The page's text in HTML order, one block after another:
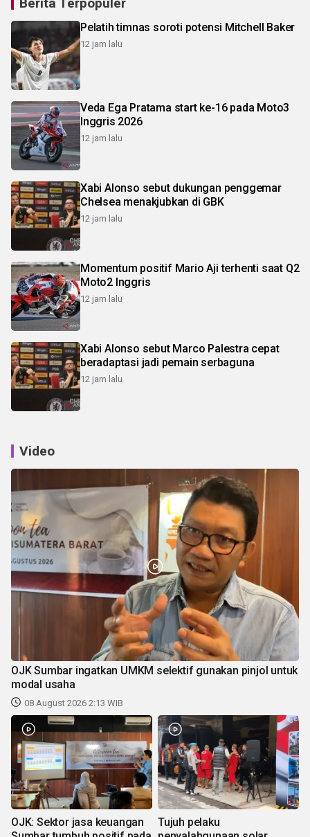
Berita Terpopuler
Pelatih timnas soroti potensi Mitchell Baker
12 jam lalu
Veda Ega Pratama start ke-16 pada Moto3
Inggris 2026
12 jam lalu
Xabi Alonso sebut dukungan penggemar
Chelsea menakjubkan di GBK
12 jam lalu
Momentum positif Mario Aji terhenti saat Q2
Moto2 Inggris
12 jam lalu
Xabi Alonso sebut Marco Palestra cepat
beradaptasi jadi pemain serbaguna
12 jam lalu
Video
OJK Sumbar ingatkan UMKM selektif gunakan pinjol untuk
modal usaha
08 August 2026 2:13 WIB
OJK: Sektor jasa keuangan
Tujuh pelaku